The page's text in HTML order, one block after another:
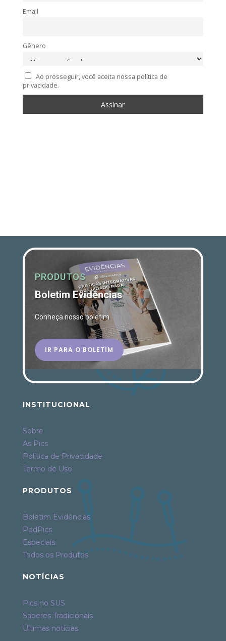
Email
Gênero
Ao prosseguir, você aceita nossa política de
privacidade.
PRODUTOS
Boletim Evidências
Conheça nosso boletim
IR PARA O BOLETIM
INSTITUCIONAL
Sobre
As Pics
Política de Privacidade
Termo de Uso
PRODUTOS
Boletim Evidências
PodPics
Especiais
Todos os Produtos
NOTÍCIAS
Pics no SUS
Saberes Tradicionais
Últimas notícias